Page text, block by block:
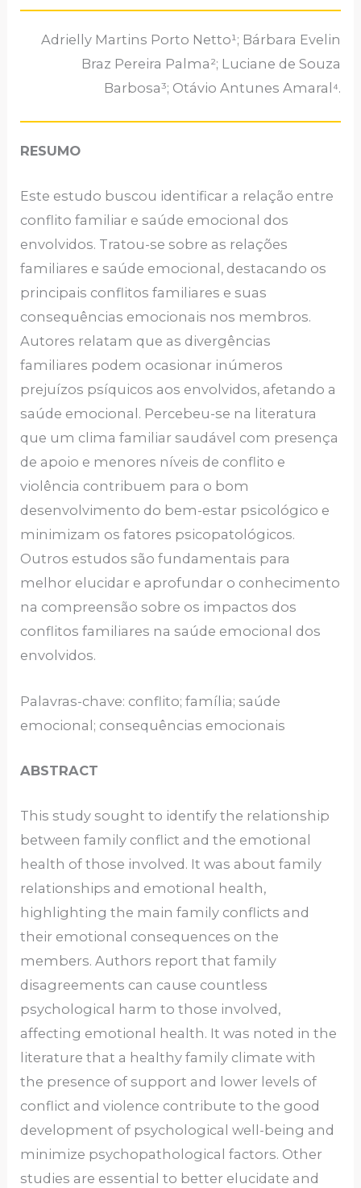
Adrielly Martins Porto Netto¹; Bárbara Evelin
Braz Pereira Palma²; Luciane de Souza
Barbosa³; Otávio Antunes Amaral⁴.
RESUMO
Este estudo buscou identificar a relação entre
conflito familiar e saúde emocional dos
envolvidos. Tratou-se sobre as relações
familiares e saúde emocional, destacando os
principais conflitos familiares e suas
consequências emocionais nos membros.
Autores relatam que as divergências
familiares podem ocasionar inúmeros
prejuízos psíquicos aos envolvidos, afetando a
saúde emocional. Percebeu-se na literatura
que um clima familiar saudável com presença
de apoio e menores níveis de conflito e
violência contribuem para o bom
desenvolvimento do bem-estar psicológico e
minimizam os fatores psicopatológicos.
Outros estudos são fundamentais para
melhor elucidar e aprofundar o conhecimento
na compreensão sobre os impactos dos
conflitos familiares na saúde emocional dos
envolvidos.
Palavras-chave: conflito; família; saúde
emocional; consequências emocionais
ABSTRACT
This study sought to identify the relationship
between family conflict and the emotional
health of those involved. It was about family
relationships and emotional health,
highlighting the main family conflicts and
their emotional consequences on the
members. Authors report that family
disagreements can cause countless
psychological harm to those involved,
affecting emotional health. It was noted in the
literature that a healthy family climate with
the presence of support and lower levels of
conflict and violence contribute to the good
development of psychological well-being and
minimize psychopathological factors. Other
studies are essential to better elucidate and